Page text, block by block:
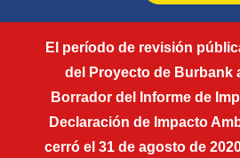
El período de revisión
del Proyecto de Burbank
Borrador del Informe de
Declaración de Impacto
cerró el 31 de agosto de